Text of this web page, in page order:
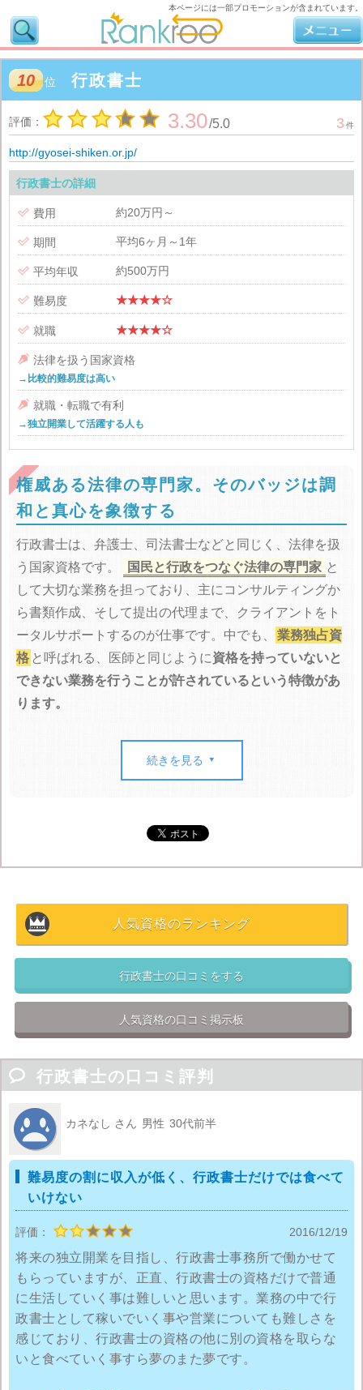
10 位 行政書士
評価： 3.30/5.0 3 件
http://gyosei-shiken.or.jp/
行政書士の詳細
 費用 約20万円～
 期間 平均6ヶ月～1年
 平均年収 約500万円
 難易度 ★★★★☆
 就職 ★★★★☆
 法律を扱う国家資格
→比較的難易度は高い
 就職・転職で有利
→独立開業して活躍する人も
権威ある法律の専門家。そのバッジは調
和と真心を象徴する
行政書士は、弁護士、司法書士などと同じく、法律を扱
う国家資格です。
国民と行政をつなぐ法律の専門家 と
して大切な業務を担っており、主にコンサルティングか
ら書類作成、そして提出の代理まで、クライアントをト
ータルサポートするのが仕事です。中でも、
業務独占資
格 と呼ばれる、医師と同じように資格を持っていないと
できない業務を行うことが許されているという特徴があ
ります。
という点です。会社に勤めること
なく、手に職を持って自分のペースで生活できます。こ
就職、転職でもとても有利になります。
るため、 会社としてはかなり魅力的です。また、難関資
格の取得にむけて努力したこと自体が評価される可能性
もあります。
行政書士の勉強で得られる法知識自体が日常
生活で役立ちます。法律の知識があれば、いざという時
に「知らないうちに損をした」なんてこともなくなり、
が法に寄り添っている だけあり、その知識を持っている
法律系の資格は、弁護士や司法書士などのように試験勉
強に相当な時間も労力も費やすことが必要なことで有名
です。行政書士においても例外はなく、日常では使用し
ないような難解な法律を扱うために難易度は高めです。
れて取組みやすく、十分な準備すれば誰でも合格のチャ
ンスはあります。
気になる勉強方法なのですが、大学の法学部に通いなが
ら独学や資格スクールや通信講座などを利用して勉強す
る人、また行政書士事務所等で経験を積みながら勉強す
る人など様々なケースがあります。また、法的思考力や
続きを見る 
人気資格のランキング
行政書士の口コミをする
人気資格の口コミ掲示板
 行政書士の口コミ評判
カネなし さん 男性 30代前半
難易度の割に収入が低く、行政書士だけでは食べて
いけない
評価： 2016/12/19
将来の独立開業を目指し、行政書士事務所で働かせて
もらっていますが、正直、行政書士の資格だけで普通
に生活していく事は難しいと思います。業務の中で行
政書士として稼いでいく事や営業についても難しさを
感じており、行政書士の資格の他に別の資格を取らな
いと食べていく事すら夢のまた夢です。
本ページには一部プロモーションが含まれています。